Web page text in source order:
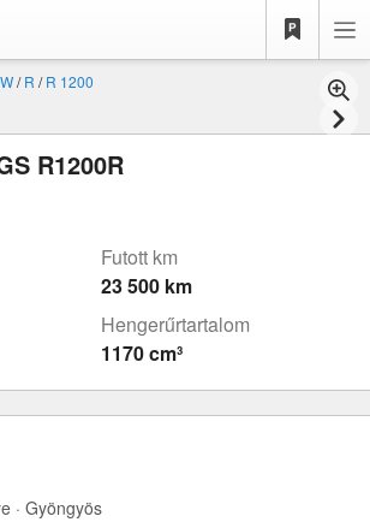
/R /R 1200
R1200R
Futott km
23 500 km
Hengerűrtartalom
1170 cm³
· Gyöngyös